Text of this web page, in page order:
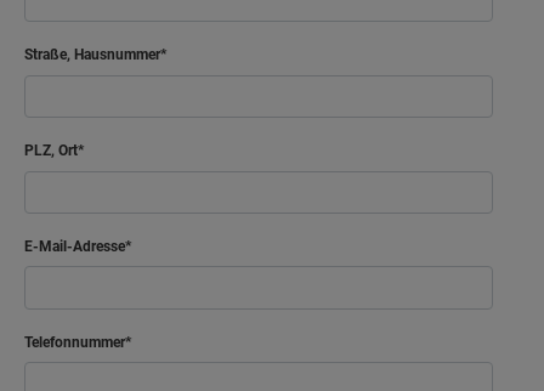
Straße, Hausnummer
PLZ, Ort
E-Mail-Adresse
Telefonnummer